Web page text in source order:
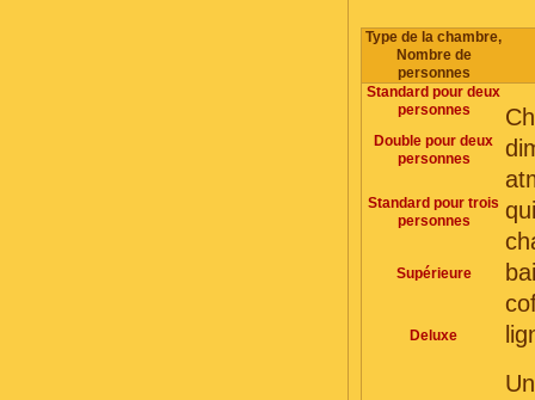
Type de la chambre,
Nombre de
personnes
Standard pour deux
personnes
Double pour deux
personnes
Standard pour trois
personnes
Supérieure
Deluxe